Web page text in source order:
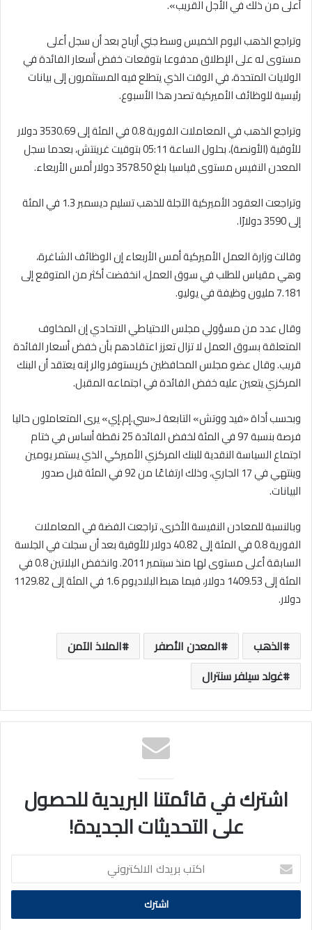
أعلى من ذلك في الأجل القريب».
وتراجع الذهب اليوم الخميس وسط جني أرباح بعد أن سجل أعلى
مستوى له على الإطلاق مدفوعا بتوقعات خفض أسعار الفائدة في
الولايات المتحدة، في الوقت الذي يتطلع فيه المستثمرون إلى بيانات
رئيسية للوظائف الأميركية تصدر هذا الأسبوع.
وتراجع الذهب في المعاملات الفورية 0.8 في المئة إلى 3530.69 دولار
للأوقية (الأونصة)، بحلول الساعة 05:11 بتوقيت غرينتش، بعدما سجل
المعدن النفيس مستوى قياسيا بلغ 3578.50 دولار أمس الأربعاء.
وتراجعت العقود الأميركية الآجلة للذهب تسليم ديسمبر 1.3 في المئة
إلى 3590 دولارًا.
وقالت وزارة العمل الأميركية أمس الأربعاء إن الوظائف الشاغرة،
وهي مقياس للطلب في سوق العمل، انخفضت أكثر من المتوقع إلى
7.181 مليون وظيفة في يوليو.
وقال عدد من مسؤولي مجلس الاحتياطي الاتحادي إن المخاوف
المتعلقة بسوق العمل لا تزال تعزز اعتقادهم بأن خفض أسعار الفائدة
قريب. وقال عضو مجلس المحافظين كريستوفر والر إنه يعتقد أن البنك
المركزي يتعين عليه خفض الفائدة في اجتماعه المقبل.
وبحسب أداة «فيد ووتش» التابعة لـ«سي.إم.إي» يرى المتعاملون حاليا
فرصة بنسبة 97 في المئة لخفض الفائدة 25 نقطة أساس في ختام
اجتماع السياسة النقدية للبنك المركزي الأميركي الذي يستمر يومين
وينتهي في 17 الجاري، وذلك ارتفاعًا من 92 في المئة قبل صدور
البيانات.
وبالنسبة للمعادن النفيسة الأخرى، تراجعت الفضة في المعاملات
الفورية 0.8 في المئة إلى 40.82 دولار للأوقية بعد أن سجلت في الجلسة
السابقة أعلى مستوى لها منذ سبتمبر 2011. وانخفض البلاتين 0.8 في
المئة إلى 1409.53 دولار، فيما هبط البلاديوم 1.6 في المئة إلى 1129.82
دولار.
الذهب المعدن الأصفر
الملاذ الآمن
غولد سيلفر سنترال
اشترك في قائمتنا البريدية للحصول
على التحديثات الجديدة!
اكتب
بريدك
الالكتروني